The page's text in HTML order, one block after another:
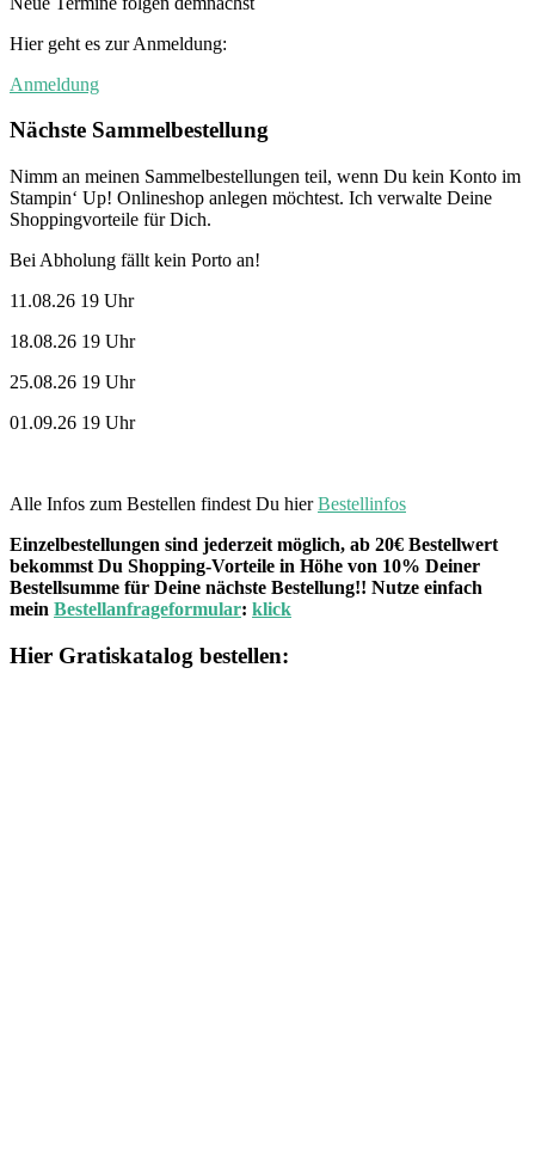
Hier geht es zur Anmeldung:
Anmeldung
Nächste Sammelbestellung
Nimm an meinen Sammelbestellungen teil, wenn Du kein Konto im
Stampin‘ Up! Onlineshop anlegen möchtest. Ich verwalte Deine
Shoppingvorteile für Dich.
Bei Abholung fällt kein Porto an!
11.08.26 19 Uhr
18.08.26 19 Uhr
25.08.26 19 Uhr
01.09.26 19 Uhr
Alle Infos zum Bestellen findest Du hierBestellinfos
Einzelbestellungen sind jederzeit möglich, ab 20€ Bestellwert
bekommst Du Shopping-Vorteile in Höhe von 10% Deiner
Bestellsumme für Deine nächste Bestellung!! Nutze einfach
mein Bestellanfrageformular: klick
Hier Gratiskatalog bestellen: